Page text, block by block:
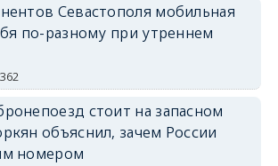
Севастополя мобильная
по-разному при утреннем
стоит на запасном
объяснил, зачем России
номером